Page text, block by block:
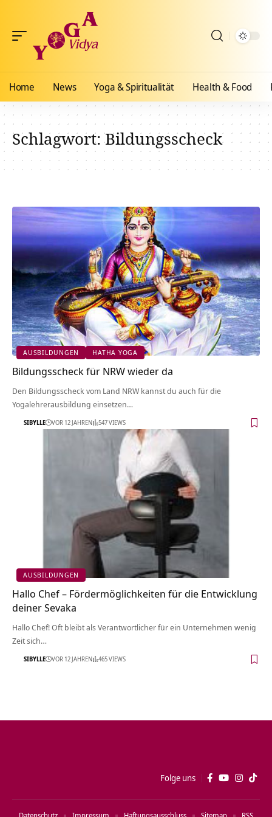
Home News Yoga & Spiritualität Health & Food
Schlagwort:Bildungsscheck
AUSBILDUNGEN HATHA YOGA
Bildungsscheck für NRW wieder da
Den Bildungsscheck vom Land NRW kannst du auch für die
Yogalehrerausbildung einsetzen…
SIBYLLE VOR 12 JAHREN 547 VIEWS
AUSBILDUNGEN
Hallo Chef – Fördermöglichkeiten für die Entwicklung
deiner Sevaka
Hallo Chef! Oft bleibt als Verantwortlicher für ein Unternehmen wenig
Zeit sich…
SIBYLLE VOR 12 JAHREN 465 VIEWS
Folge uns